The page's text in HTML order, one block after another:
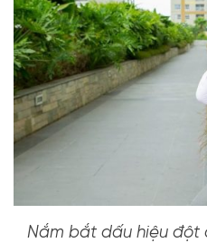
Nắm bắt dấu hiệu đột